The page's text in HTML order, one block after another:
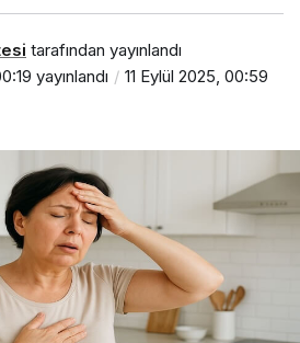
tarafından yayınlandı
yayınlandı
11 Eylül 2025, 00:59